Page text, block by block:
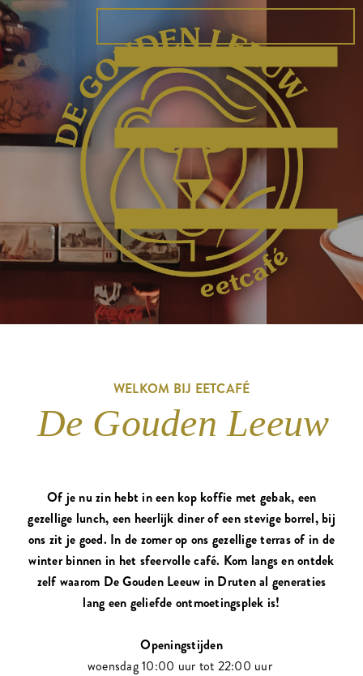
WELKOM BIJ EETCAFÉ
De Gouden Leeuw
Of je nu zin hebt in een kop koffie met gebak, een
gezellige lunch, een heerlijk diner of een stevige borrel, bij
ons zit je goed. In de zomer op ons gezellige terras of in de
winter binnen in het sfeervolle café. Kom langs en ontdek
zelf waarom De Gouden Leeuw in Druten al generaties
lang een geliefde ontmoetingsplek is!
Openingstijden
woensdag 10:00 uur tot 22:00 uur